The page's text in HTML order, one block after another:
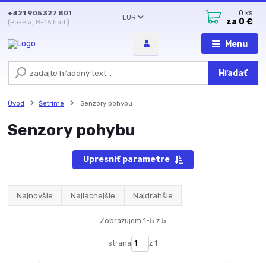
Menu
EUR
Hľadať
+421 905 327 801
(Po-Pia, 8-16 hod.)
0 ks
za 0 €
Úvod Šetríme Senzory pohybu
Senzory pohybu
Upresniť parametre
Najnovšie Najlacnejšie Najdrahšie
Zobrazujem 1-5 z 5
strana z 1